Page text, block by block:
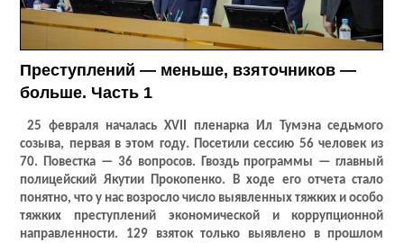
Преступлений — меньше, взяточников —
больше. Часть 1
25 февраля началась XVII пленарка Ил Тумэна седьмого
созыва, первая в этом году. Посетили сессию 56 человек из
70. Повестка — 36 вопросов. Гвоздь программы — главный
полицейский Якутии Прокопенко. В ходе его отчета стало
понятно, что у нас возросло число выявленных тяжких и особо
тяжких преступлений экономической и коррупционной
направленности. 129 взяток только выявлено в прошлом